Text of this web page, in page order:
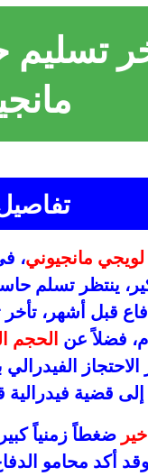
لويجي مانجيوني،
كير، ينتظر
قبل أشهر،
فضلاً عن الحجم
إلى قضية
ضغطاً زمنياً
وقد أكد محامو